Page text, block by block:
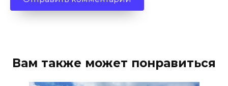
Вам также может понравиться